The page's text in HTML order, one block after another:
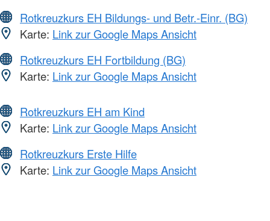
Rotkreuzkurs EH Bildungs- und Betr.-Einr. (BG)
Karte: Link zur Google Maps Ansicht
Rotkreuzkurs EH Fortbildung (BG)
Karte: Link zur Google Maps Ansicht
Rotkreuzkurs EH am Kind
Karte: Link zur Google Maps Ansicht
Rotkreuzkurs Erste Hilfe
Karte: Link zur Google Maps Ansicht